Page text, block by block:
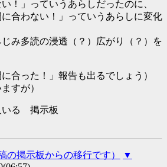
！」っていうあらしだったのに、
合わない！」っていうあらしに変化
み多読の浸透（？）広がり（？）を
合った！」報告も出るでしょう）
すが）
いる 掲示板
の掲示板からの移行です）
▼